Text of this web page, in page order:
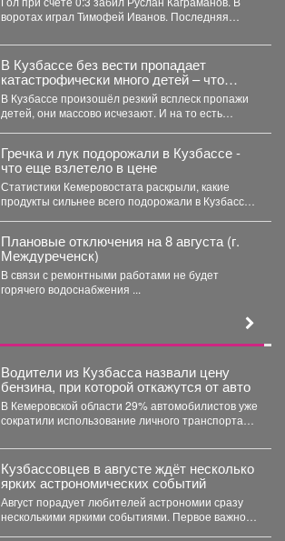
воротах играл Тимофей Иванов. Последняя
В Кузбассе без вести пропадает
катастрофически много детей – что
происходит
В Кузбассе произошёл резкий всплеск пропажи
детей, они массово исчезают. И на то есть
Гречка и лук подорожали в Кузбассе -
что еще взлетело в цене
Статистики Кемеровостата раскрыли, какие
продукты сильнее всего подорожали в Кузбассе
Плановые отключения на 8 августа (г.
Междуреченск)
В связи с ремонтными работами не будет
горячего водоснабжения ...
Водители из Кузбасса назвали цену
бензина, при которой откажутся от авто
В Кемеровской области 29% автомобилистов уже
сократили использование личного транспорта
Кузбассовцев в августе ждёт несколько
ярких астрономических событий
Август порадует любителей астрономии сразу
несколькими яркими событиями. Первое важное